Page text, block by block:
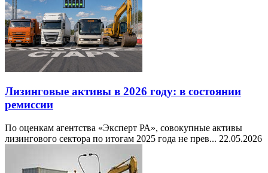
Лизинговые активы в 2026 году: в состоянии
ремиссии
По оценкам агентства «Эксперт РА», совокупные активы
лизингового сектора по итогам 2025 года не прев... 22.05.2026